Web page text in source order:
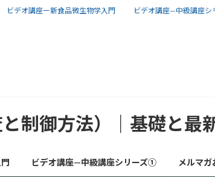
ビデオ講座ー新食品微生物学入門 ビデオ講座—中級講座
制御方法）｜基礎と
ビデオ講座—中級講座シリーズ① メルマガ